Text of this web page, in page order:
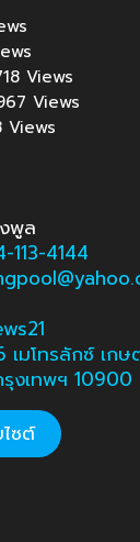
Views
Views
Views
พูล
113-4144
เมโทรลักซ์ เก
งเทพฯ 10900
ซต์